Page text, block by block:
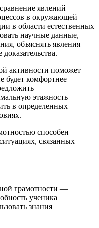
явлений
в окружающей
в области естественных
научные данные,
объяснять явления
активности поможет
будет комфортнее
этажность
в определенных
способен
связанных
грамотности —
ученика
знания